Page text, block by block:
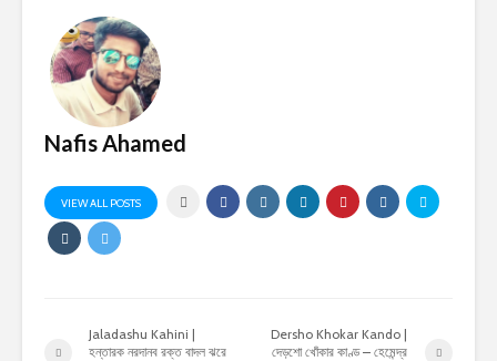
Nafis Ahamed
VIEW ALL POSTS
Jaladashu Kahini |
হন্তারক নরদানব রক্ত বাদল ঝরে
Dersho Khokar Kando |
দেড়শো খোঁকার কাণ্ড – হেমেন্দ্র